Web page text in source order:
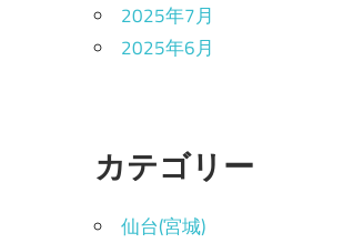
2025年7月
2025年6月
カテゴリー
仙台(宮城)